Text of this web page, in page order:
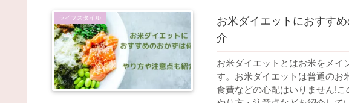
ライフスタイル
お米ダイエットにおすす
介
お米ダイエットとはお米をメイ
す。お米ダイエットは普通のお
食費などの心配はいりません!こ